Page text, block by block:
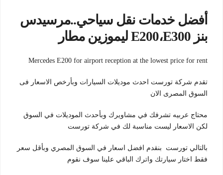
أفضل خدمات نقل سياحي..مرسيدس
بنز E200،E300 ليموزين مطار
Mercedes E200 for airport reception at the lowest price for rent
تقدم شركة تورست احدث موديلات السيارات وبأرخص الاسعار فى
السوق المصرى الان
محتاج عربيه تشرفك في مشاويرك وبأحدث الموديلات في السوق
لكن الاسعار ليست مناسبة لك في شركة تورست
بالتالي تورست بنقدم افضل اسعار في السوق المصري وبأقل سعر
فقط اختار سيارتك واترك الباقي علينا سوف نقوم